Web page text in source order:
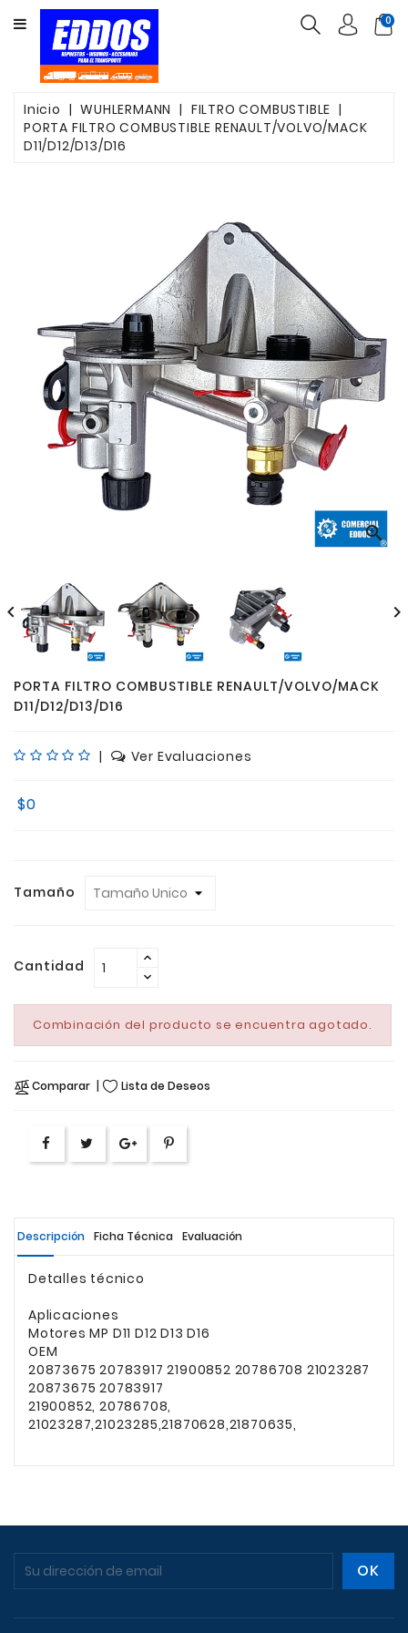
CATEGORY
INSUMOS
PARTES
FILTROS
0
Inicio WUHLERMANN
FILTRO COMBUSTIBLE
PORTA FILTRO COMBUSTIBLE RENAULT/VOLVO/MACK
D11/D12/D13/D16

 
PORTA FILTRO COMBUSTIBLE RENAULT/VOLVO/MACK
D11/D12/D13/D16
| Ver Evaluaciones
$0
Tamaño
Cantidad
Combinación del producto se encuentra agotado.
Comparar Lista de Deseos
Descripción Ficha Técnica Evaluación
Detalles técnico
Aplicaciones
Motores MP D11 D12 D13 D16
OEM
20873675 20783917 21900852 20786708 21023287
20873675 20783917
21900852, 20786708,
21023287,21023285,21870628,21870635,